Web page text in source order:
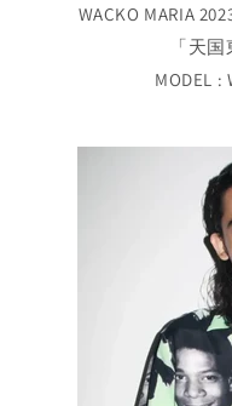
WACKO MARIA
「天
MODEL :